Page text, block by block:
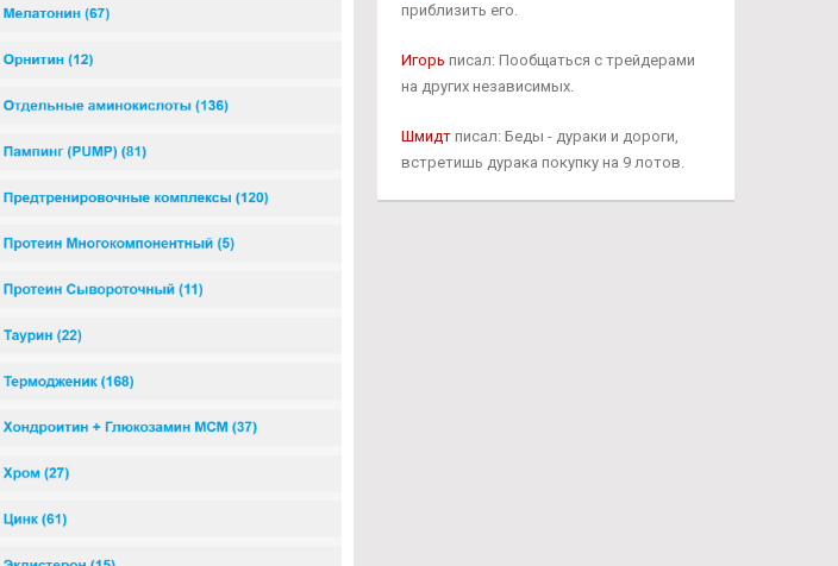
приблизить его.
Игорь писал: Пообщаться с трейдерами
на других независимых.
Шмидтписал: Беды - дураки и дороги,
встретишь дурака покупку на 9 лотов.